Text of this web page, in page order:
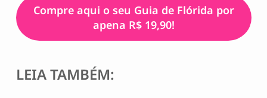
Compre aqui o seu Guia de Flórida por
apena R$ 19,90!
LEIA TAMBÉM: